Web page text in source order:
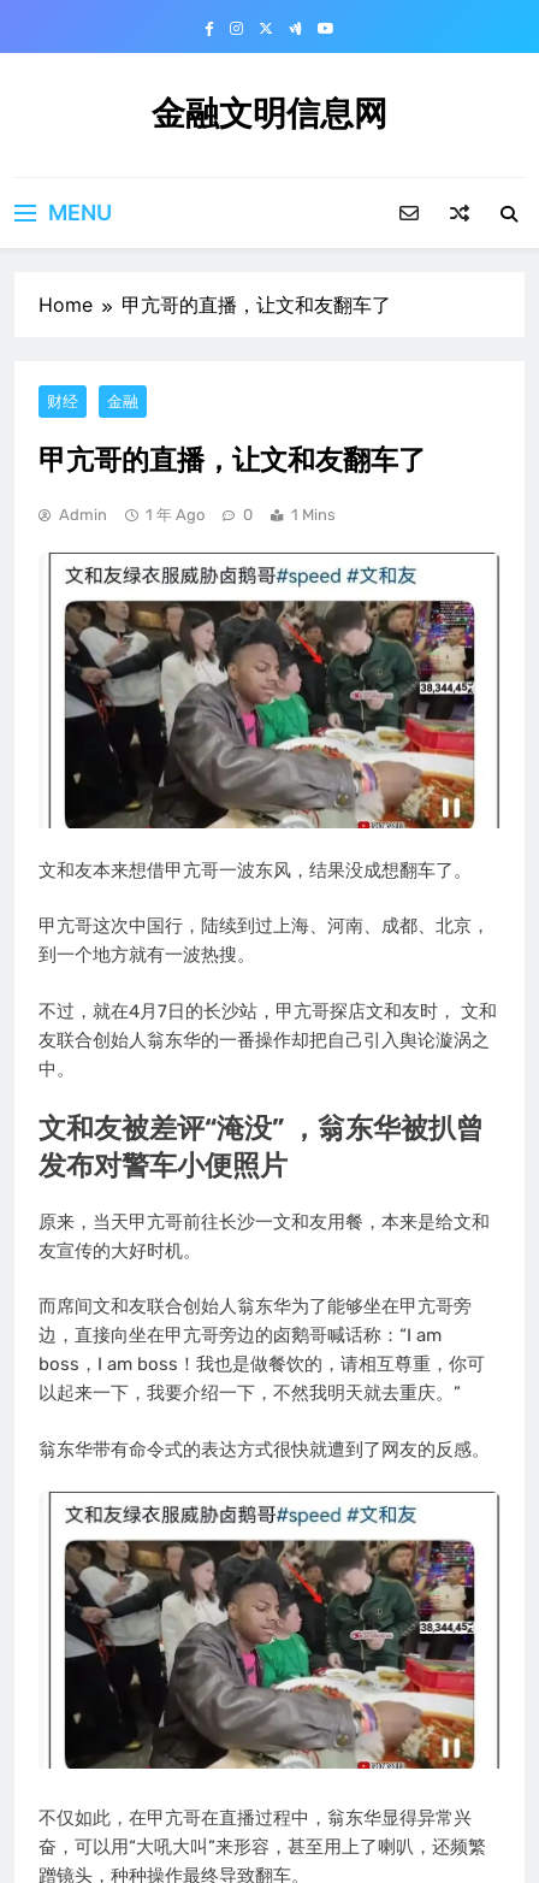
金融文明信息网
MENU
Home 甲亢哥的直播，让文和友翻车了
财经 金融
甲亢哥的直播，让文和友翻车了
Admin 1 年 Ago 0 1 Mins
文和友本来想借甲亢哥一波东风，结果没成想翻车了。
甲亢哥这次中国行，陆续到过上海、河南、成都、北京，
到一个地方就有一波热搜。
不过，就在4月7日的长沙站，甲亢哥探店文和友时， 文和
友联合创始人翁东华的一番操作却把自己引入舆论漩涡之
中。
文和友被差评“淹没” ， 翁东华被扒曾
发布对警车小便照片
原来，当天甲亢哥前往长沙一文和友用餐，本来是给文和
友宣传的大好时机。
而席间文和友联合创始人翁东华为了能够坐在甲亢哥旁
边，直接向坐在甲亢哥旁边的卤鹅哥喊话称：“I am
boss，I am boss！我也是做餐饮的，请相互尊重，你可
以起来一下，我要介绍一下，不然我明天就去重庆。”
翁东华带有命令式的表达方式很快就遭到了网友的反感。
不仅如此，在甲亢哥在直播过程中，翁东华显得异常兴
奋，可以用“大吼大叫”来形容，甚至用上了喇叭，还频繁
蹭镜头，种种操作最终导致翻车。